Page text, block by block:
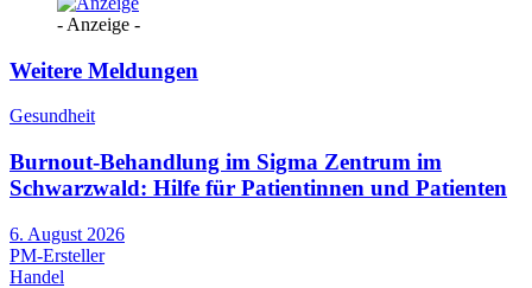
- Anzeige -
Weitere Meldungen
Gesundheit
Burnout-Behandlung im Sigma Zentrum im
Schwarzwald: Hilfe für Patientinnen und Patienten
6. August 2026
PM-Ersteller
Handel